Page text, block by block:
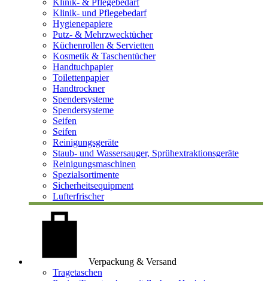
Klinik- & Pflegebedarf
Klinik- und Pflegebedarf
Hygienepapiere
Putz- & Mehrzwecktücher
Küchenrollen & Servietten
Kosmetik & Taschentücher
Handtuchpapier
Toilettenpapier
Handtrockner
Spendersysteme
Spendersysteme
Seifen
Seifen
Reinigungsgeräte
Staub- und Wassersauger, Sprühextraktionsgeräte
Reinigungsmaschinen
Spezialsortimente
Sicherheitsequipment
Lufterfrischer
Verpackung & Versand
Tragetaschen